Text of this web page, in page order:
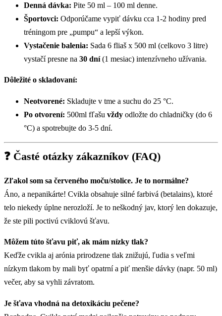
Denná dávka: Pite 50 ml – 100 ml denne.
Športovci: Odporúčame vypiť dávku cca 1-2 hodiny pred
tréningom pre „pumpu“ a lepší výkon.
Vystačenie balenia: Sada 6 fliaš x 500 ml (celkovo 3 litre)
vystačí presne na 30 dní(1 mesiac) intenzívneho užívania.
Dôležité o skladovaní:
Neotvorené: Skladujte v tme a suchu do 25 °C.
Po otvorení: 500ml fľašu vždy odložte do chladničky (do 6
°C) a spotrebujte do 3-5 dní.
❓ Časté otázky zákazníkov (FAQ)
Zľakol som sa červeného moču/stolice. Je to normálne?
Áno, a nepanikárte! Cvikla obsahuje silné farbivá (betalains), ktoré
telo niekedy úplne nerozloží. Je to neškodný jav, ktorý len dokazuje,
že ste pili poctivú cviklovú šťavu.
Môžem túto šťavu piť, ak mám nízky tlak?
Keďže cvikla aj arónia prirodzene tlak znižujú, ľudia s veľmi
nízkym tlakom by mali byť opatrní a piť menšie dávky (napr. 50 ml)
večer, aby sa vyhli závratom.
Je šťava vhodná na detoxikáciu pečene?